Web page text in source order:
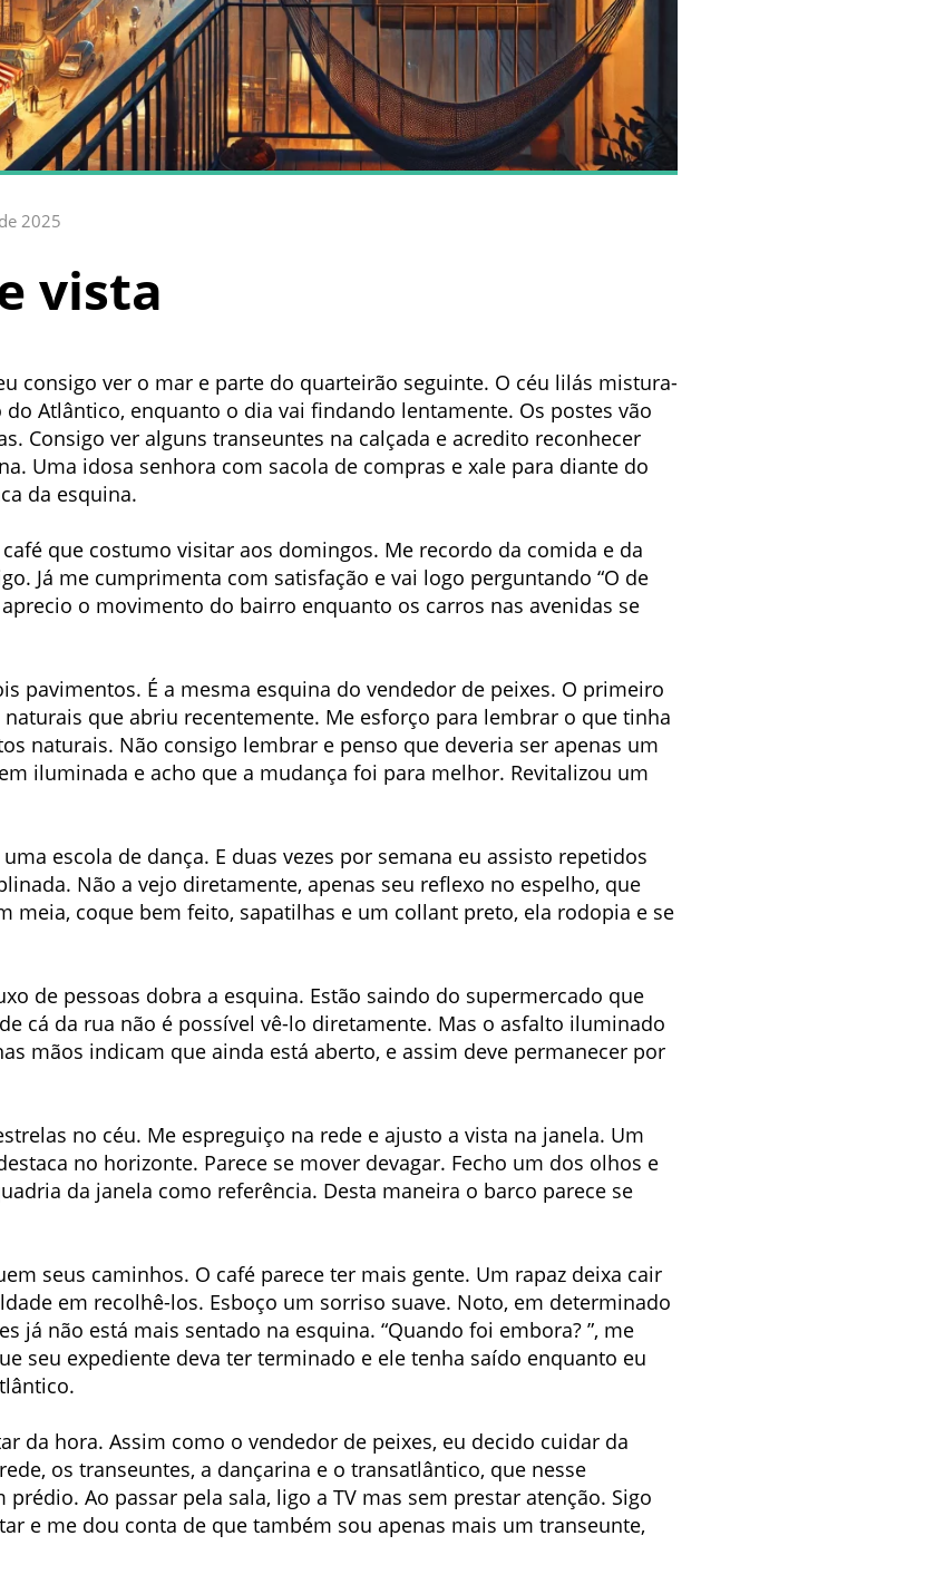
2025
vista
consigo ver o mar e parte do quarteirão seguinte. O céu lilás mistura-
Atlântico, enquanto o dia vai findando lentamente. Os postes vão
Consigo ver alguns transeuntes na calçada e acredito reconhecer
Uma idosa senhora com sacola de compras e xale para diante do
da esquina.
que costumo visitar aos domingos. Me recordo da comida e da
Já me cumprimenta com satisfação e vai logo perguntando “O de
o movimento do bairro enquanto os carros nas avenidas se
pavimentos. É a mesma esquina do vendedor de peixes. O primeiro
que abriu recentemente. Me esforço para lembrar o que tinha
naturais. Não consigo lembrar e penso que deveria ser apenas um
iluminada e acho que a mudança foi para melhor. Revitalizou um
escola de dança. E duas vezes por semana eu assisto repetidos
Não a vejo diretamente, apenas seu reflexo no espelho, que
meia, coque bem feito, sapatilhas e um collant preto, ela rodopia e se
de pessoas dobra a esquina. Estão saindo do supermercado que
cá da rua não é possível vê-lo diretamente. Mas o asfalto iluminado
mãos indicam que ainda está aberto, e assim deve permanecer por
no céu. Me espreguiço na rede e ajusto a vista na janela. Um
no horizonte. Parece se mover devagar. Fecho um dos olhos e
da janela como referência. Desta maneira o barco parece se
seus caminhos. O café parece ter mais gente. Um rapaz deixa cair
em recolhê-los. Esboço um sorriso suave. Noto, em determinado
já não está mais sentado na esquina. “Quando foi embora? ”, me
seu expediente deva ter terminado e ele tenha saído enquanto eu
da hora. Assim como o vendedor de peixes, eu decido cuidar da
os transeuntes, a dançarina e o transatlântico, que nesse
Ao passar pela sala, ligo a TV mas sem prestar atenção. Sigo
e me dou conta de que também sou apenas mais um transeunte,